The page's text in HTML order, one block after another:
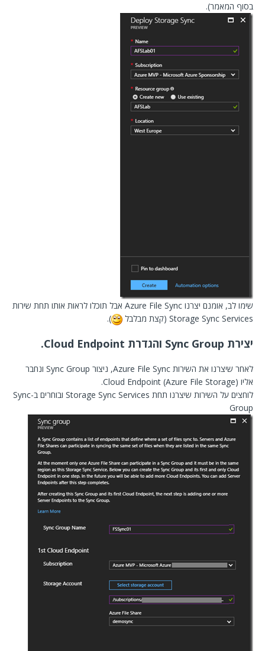
בסוף המאמר).
שימו לב, אומנם יצרנו Azure File Sync אבל תוכלו לראות אותו תחת שירות
Storage Sync Services (קצת מבלבל
).
יצירת Sync Group והגדרת Cloud Endpoint.
לאחר שיצרנו את השירות Azure File Sync, ניצור Sync Group ונחבר
אליו (Cloud Endpoint (Azure File Storage.
לוחצים על השירות שיצרנו תחת Storage Sync Services ובוחרים ב-Sync
Group